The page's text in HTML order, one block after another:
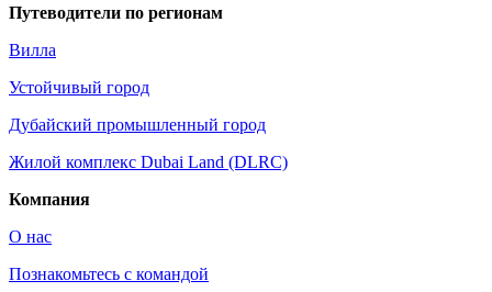
Путеводители по регионам
Вилла
Устойчивый город
Дубайский промышленный город
Жилой комплекс Dubai Land (DLRC)
Компания
О нас
Познакомьтесь с командой